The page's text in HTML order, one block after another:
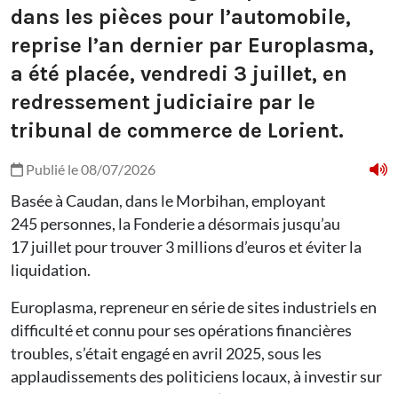
dans les pièces pour l’automobile,
reprise l’an dernier par Europlasma,
a été placée, vendredi 3 juillet, en
redressement judiciaire par le
tribunal de commerce de Lorient.
Publié le 08/07/2026
Basée à Caudan, dans le Morbihan, employant
245 personnes, la Fonderie a désormais jusqu’au
17 juillet pour trouver 3 millions d’euros et éviter la
liquidation.
Europlasma, repreneur en série de sites industriels en
difficulté et connu pour ses opérations financières
troubles, s’était engagé en avril 2025, sous les
applaudissements des politiciens locaux, à investir sur